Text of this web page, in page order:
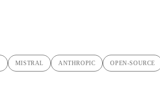
MISTRAL ANTHROPIC OPEN-SOURCE